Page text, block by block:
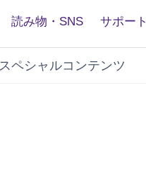
読み物・SNS サポート
スペシャルコンテンツ